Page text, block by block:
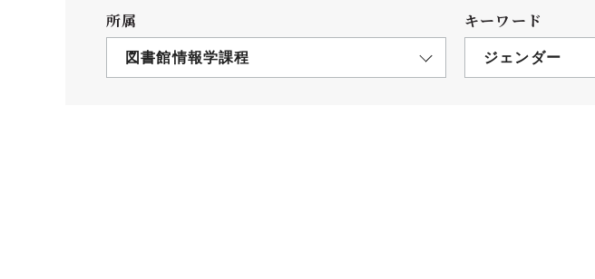
３Dパノラマビュー
所属
図書館情報学課程
キーワード
ジェンダー